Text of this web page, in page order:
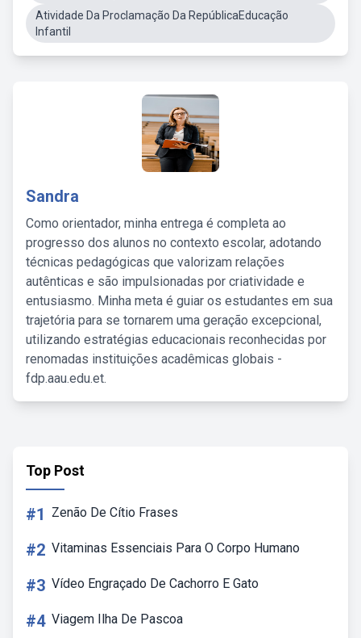
Atividade Da Proclamação Da RepúblicaEducação
Infantil
Sandra
Como orientador, minha entrega é completa ao
progresso dos alunos no contexto escolar, adotando
técnicas pedagógicas que valorizam relações
autênticas e são impulsionadas por criatividade e
entusiasmo. Minha meta é guiar os estudantes em sua
trajetória para se tornarem uma geração excepcional,
utilizando estratégias educacionais reconhecidas por
renomadas instituições acadêmicas globais -
fdp.aau.edu.et.
Top Post
#1 Zenão De Cítio Frases
#2 Vitaminas Essenciais Para O Corpo Humano
#3 Vídeo Engraçado De Cachorro E Gato
#4 Viagem Ilha De Pascoa